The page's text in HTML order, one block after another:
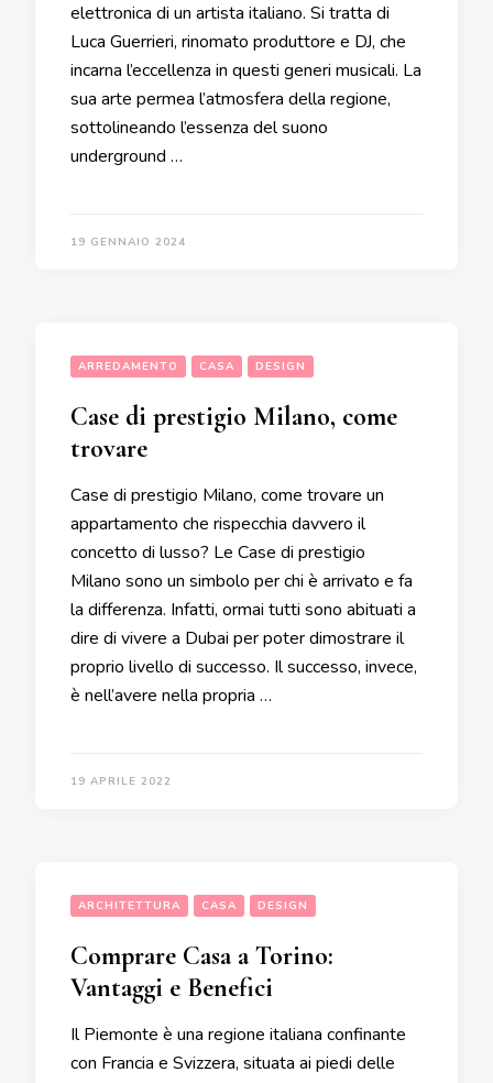
elettronica di un artista italiano. Si tratta di
Luca Guerrieri, rinomato produttore e DJ, che
incarna l’eccellenza in questi generi musicali. La
sua arte permea l’atmosfera della regione,
sottolineando l’essenza del suono
underground …
19 GENNAIO 2024
ARREDAMENTO CASA DESIGN
Case di prestigio Milano, come
trovare
Case di prestigio Milano, come trovare un
appartamento che rispecchia davvero il
concetto di lusso? Le Case di prestigio
Milano sono un simbolo per chi è arrivato e fa
la differenza. Infatti, ormai tutti sono abituati a
dire di vivere a Dubai per poter dimostrare il
proprio livello di successo. Il successo, invece,
è nell’avere nella propria …
19 APRILE 2022
ARCHITETTURA CASA DESIGN
Comprare Casa a Torino:
Vantaggi e Benefici
Il Piemonte è una regione italiana confinante
con Francia e Svizzera, situata ai piedi delle